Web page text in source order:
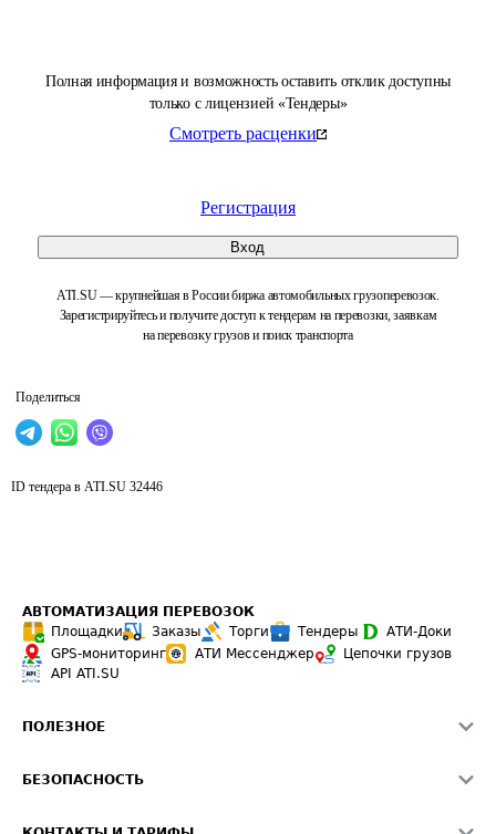
Полная информация и возможность оставить отклик доступны
только с лицензией «Тендеры»
Смотреть расценки
Регистрация
Вход
ATI.SU — крупнейшая в России биржа автомобильных грузоперевозок.
Зарегистрируйтесь и получите доступ к тендерам на перевозки, заявкам
на перевозку грузов и поиск транспорта
Поделиться
ID тендера в ATI.SU 32446
АВТОМАТИЗАЦИЯ ПЕРЕВОЗОК
Площадки
Заказы Торги Тендеры
АТИ-Доки
GPS-мониторинг
АТИ Мессенджер
Цепочки грузов
API ATI.SU
ПОЛЕЗНОЕ
Звезды ATI.SU на вашем сайте
БЕЗОПАСНОСТЬ